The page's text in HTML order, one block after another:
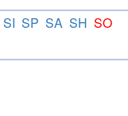
SI SP SA SH SO